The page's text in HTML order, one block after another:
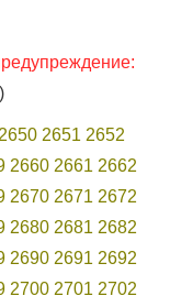
)
2650 2651 2652
2660 2661 2662
2670 2671 2672
2680 2681 2682
2690 2691 2692
2700 2701 2702